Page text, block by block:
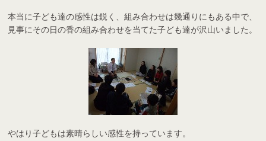
本当に子ども達の感性は鋭く、組み合わせは幾通りにもある中で、
見事にその日の香の組み合わせを当てた子ども達が沢山いました。
やはり子どもは素晴らしい感性を持っています。